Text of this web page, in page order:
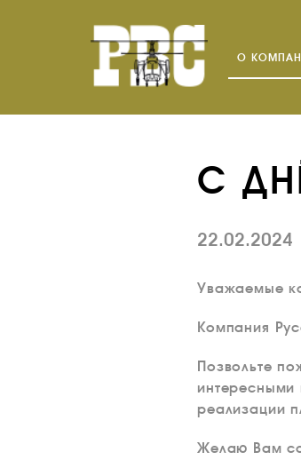
О
C
22.02.2024
Уважаемые
Компания
Позвольте
реализации
Желаю Вам